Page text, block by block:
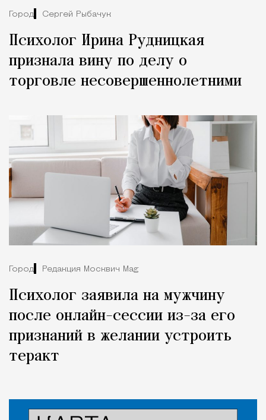
Город Сергей Рыбачук
Психолог Ирина Рудницкая
признала вину по делу о
торговле несовершеннолетними
Город Редакция Москвич Mag
Психолог заявила на мужчину
после онлайн-сессии из-за его
признаний в желании устроить
теракт